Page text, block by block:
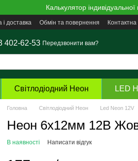
Калькулятор індивідуальної
доставка Обмін та повернення
402-62-53 Передзвонити вам?
Світлодіодний Неон LED
Головна Світлодіодний Неон Led Neon 12V
Неон 6х12мм 12В
В наявності Написати відгук